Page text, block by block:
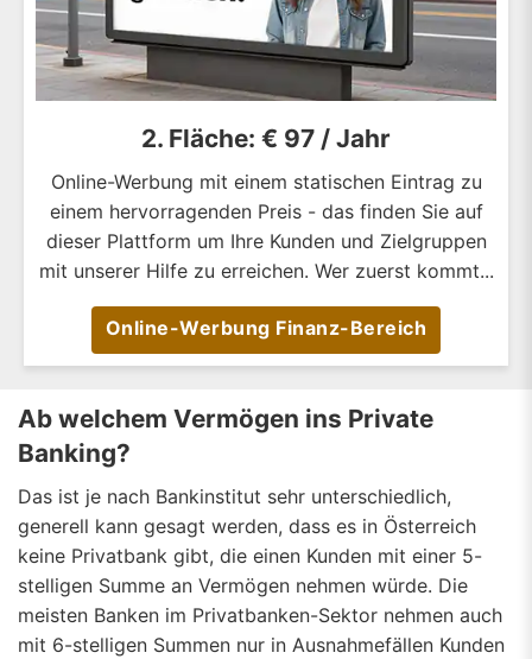
2. Fläche: € 97 / Jahr
Online-Werbung mit einem statischen Eintrag zu
einem hervorragenden Preis - das finden Sie auf
dieser Plattform um Ihre Kunden und Zielgruppen
mit unserer Hilfe zu erreichen. Wer zuerst kommt...
Online-Werbung Finanz-Bereich
Ab welchem Vermögen ins Private
Banking?
Das ist je nach Bankinstitut sehr unterschiedlich,
generell kann gesagt werden, dass es in Österreich
keine Privatbank gibt, die einen Kunden mit einer 5-
stelligen Summe an Vermögen nehmen würde. Die
meisten Banken im Privatbanken-Sektor nehmen auch
mit 6-stelligen Summen nur in Ausnahmefällen Kunden